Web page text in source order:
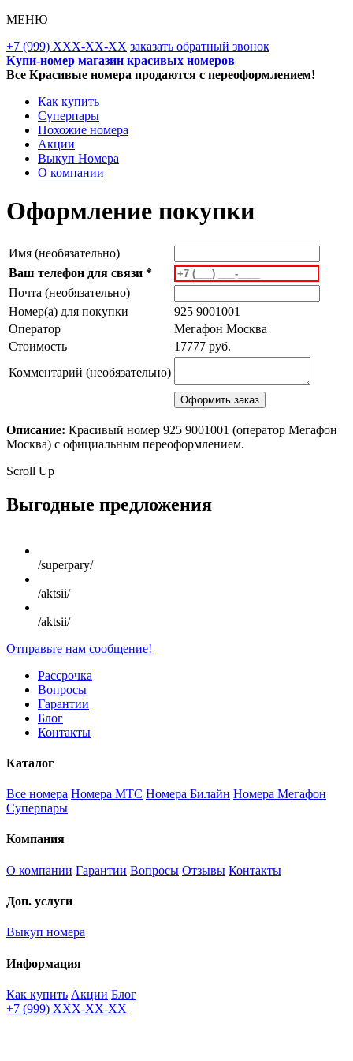
МЕНЮ
+7 (999) XXX-XX-XX заказать обратный звонок
Купи-номер магазин красивых номеров
Все Красивые номера продаются с переоформлением!
Как купить
Суперпары
Похожие номера
Акции
Выкуп Номера
О компании
Оформление покупки
Имя (необязательно)
Ваш телефон для связи *
Почта (необязательно)
Номер(а) для покупки
925 9001001
Оператор
Мегафон Москва
Стоимость
17777 руб.
Комментарий (необязательно)
Описание: Красивый номер 925 9001001 (оператор Мегафон
Москва) с официальным переоформлением.
Scroll Up
Выгодные предложения
/superpary/
/aktsii/
/aktsii/
Отправьте нам сообщение!
Рассрочка
Вопросы
Гарантии
Блог
Контакты
Каталог
Все номера Номера МТС Номера Билайн Номера Мегафон
Суперпары
Компания
О компании Гарантии Вопросы Отзывы Контакты
Доп. услуги
Выкуп номера
Информация
Как купить Акции Блог
+7 (999) XXX-XX-XX